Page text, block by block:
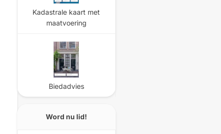
Kadastrale kaart met
maatvoering
Biedadvies
Word nu lid!